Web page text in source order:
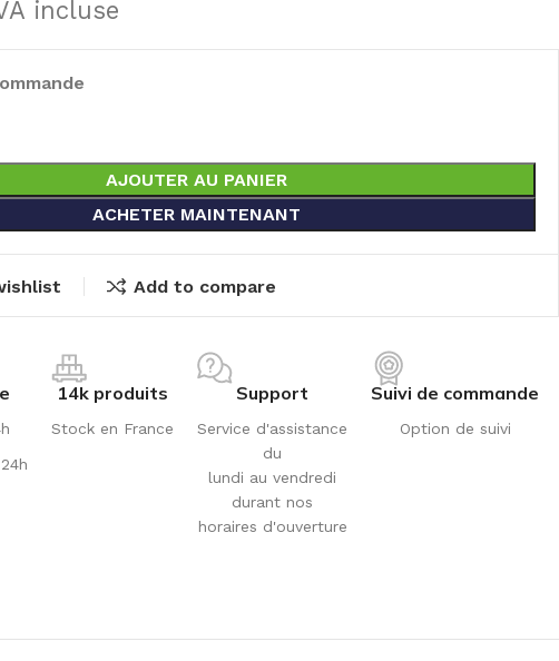
incluse
AJOUTER AU PANIER
ACHETER MAINTENANT
Add to compare
14k produits
Stock en France
Support
Service d'assistance
du
lundi au vendredi
durant nos
horaires d'ouverture
Suivi de commande
Option de suivi